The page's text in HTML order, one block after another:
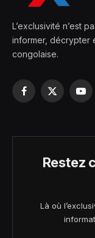
L’exclusivité n’est
informer, décrypter
congolaise.
Facebook
X
Restez
Là où